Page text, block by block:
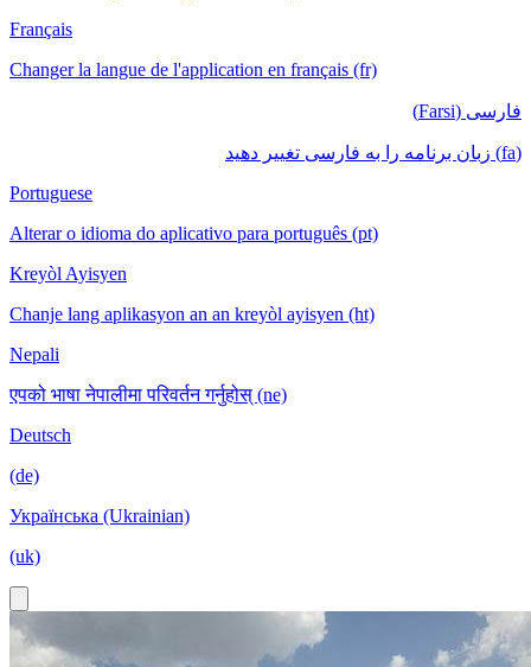
Français
Changer la langue de l'application en français (fr)
فارسی (Farsi)
(fa) زبان برنامه را به فارسی تغییر دهید
Portuguese
Alterar o idioma do aplicativo para português (pt)
Kreyòl Ayisyen
Chanje lang aplikasyon an an kreyòl ayisyen (ht)
Nepali
एपको भाषा नेपालीमा परिवर्तन गर्नुहोस् (ne)
Deutsch
(de)
Українська (Ukrainian)
(uk)